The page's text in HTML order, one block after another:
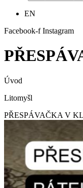
EN
Facebook-f Instagram
Úvod
Litomyšl
PŘESPÁVAČKA V